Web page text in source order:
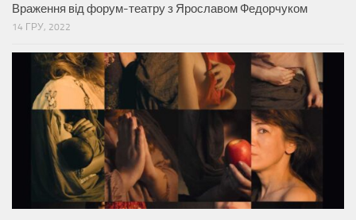
Враження від форум-театру з Ярославом Федорчуком
14 ГРУ, 2022